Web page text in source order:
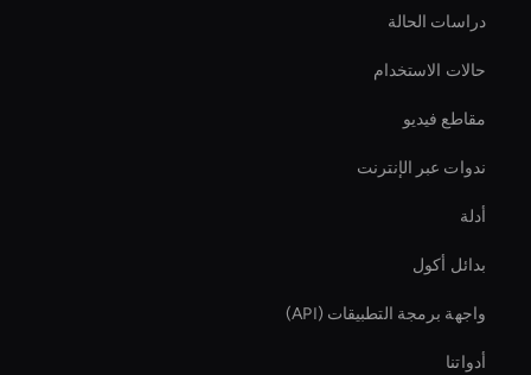
دراسات الحالة
حالات الاستخدام
مقاطع فيديو
ندوات عبر الإنترنت
أدلة
بدائل أكول
واجهة برمجة التطبيقات (API)
أدواتنا